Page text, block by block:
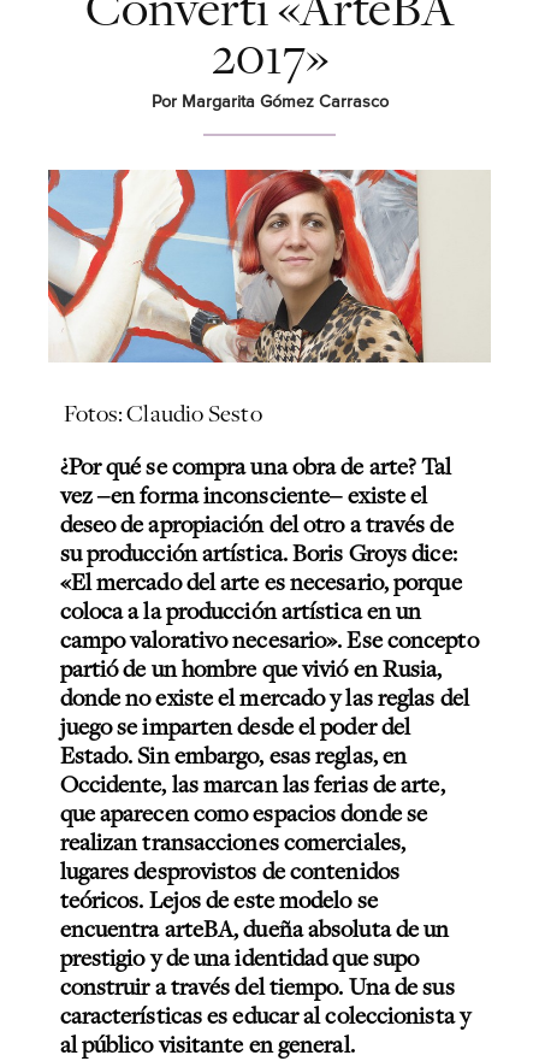
2017»
Por Margarita Gómez Carrasco
Fotos: Claudio Sesto
¿Por qué se compra una obra de arte? Tal
vez ‒en forma inconsciente‒ existe el
deseo de apropiación del otro a través de
su producción artística. Boris Groys dice:
«El mercado del arte es necesario, porque
coloca a la producción artística en un
campo valorativo necesario». Ese concepto
partió de un hombre que vivió en Rusia,
donde no existe el mercado y las reglas del
juego se imparten desde el poder del
Estado. Sin embargo, esas reglas, en
Occidente, las marcan las ferias de arte,
que aparecen como espacios donde se
realizan transacciones comerciales,
lugares desprovistos de contenidos
teóricos. Lejos de este modelo se
encuentra arteBA, dueña absoluta de un
prestigio y de una identidad que supo
construir a través del tiempo. Una de sus
características es educar al coleccionista y
al público visitante en general.